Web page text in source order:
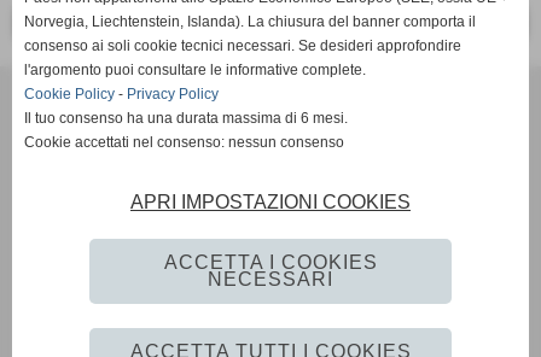
<< PRECEDENTE SUCCESSIVO >>
VOLLEY MARENO A.S.D.
VIA CONTI AGOSTI 76 - Mareno di piave (Treviso)
P.I. 02199710266 C.F 91004960265
Mail:volleymareno1@gmail.com
Privacy Policy-Cookie Policy
Norvegia, Liechtenstein, Islanda). La chiusura del banner comporta il
consenso ai soli cookie tecnici necessari. Se desideri approfondire
l'argomento puoi consultare le informative complete.
Cookie Policy - Privacy Policy
Il tuo consenso ha una durata massima di 6 mesi.
Cookie accettati nel consenso: nessun consenso
APRI IMPOSTAZIONI COOKIES
ACCETTA I COOKIES
NECESSARI
ACCETTA TUTTI I COOKIES